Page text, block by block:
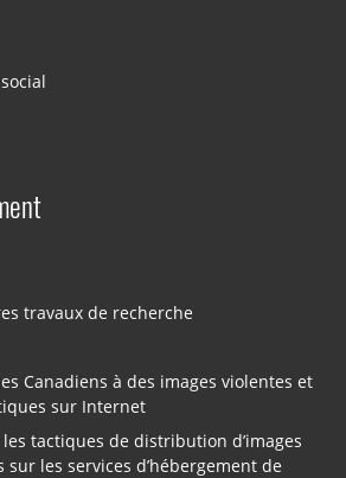
travaux de recherche
Canadiens à des images violentes et
sur Internet
tactiques de distribution d’images
sur les services d’hébergement de